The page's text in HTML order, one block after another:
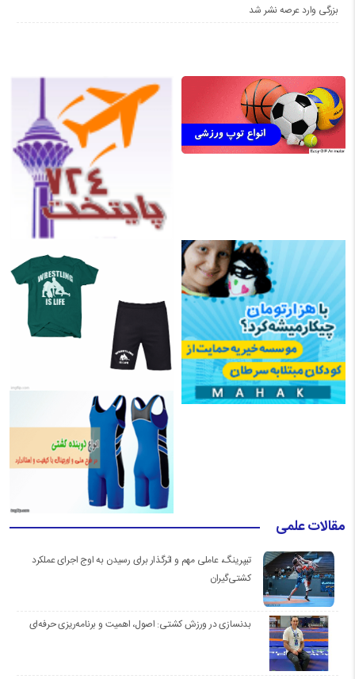
بزرگی وارد عرصه نشر شد
مقالات علمی
تیپرینگ، عاملی مهم و اثرگذار برای رسیدن به اوج اجرای عملکرد
کشتی‌گیران
بدنسازی در ورزش کشتی: اصول، اهمیت و برنامه‌ریزی حرفه‌ای